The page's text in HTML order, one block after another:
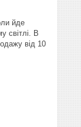
йде
світлі. В
від 10